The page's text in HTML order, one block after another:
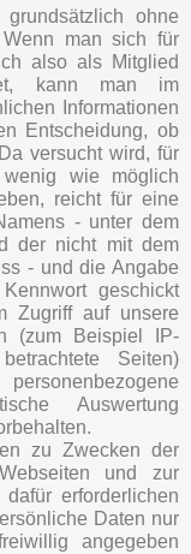
ohne
man sich für
also als Mitglied
kann man im
Informationen
Entscheidung, ob
versucht wird, für
wie möglich
reicht für eine
- unter dem
der nicht mit dem
- und die Angabe
geschickt
Zugriff auf unsere
(zum Beispiel IP-
Seiten)
Auswertung
zu Zwecken der
und zur
erforderlichen
Daten nur
angegeben